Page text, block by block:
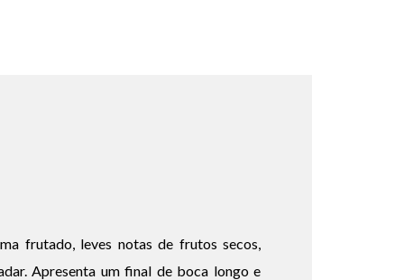
frutado, leves notas de frutos secos,
Apresenta um final de boca longo e